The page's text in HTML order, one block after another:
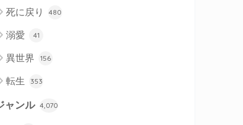
死に戻り 480
溺愛 41
異世界 156
転生 353
ャンル 4,070